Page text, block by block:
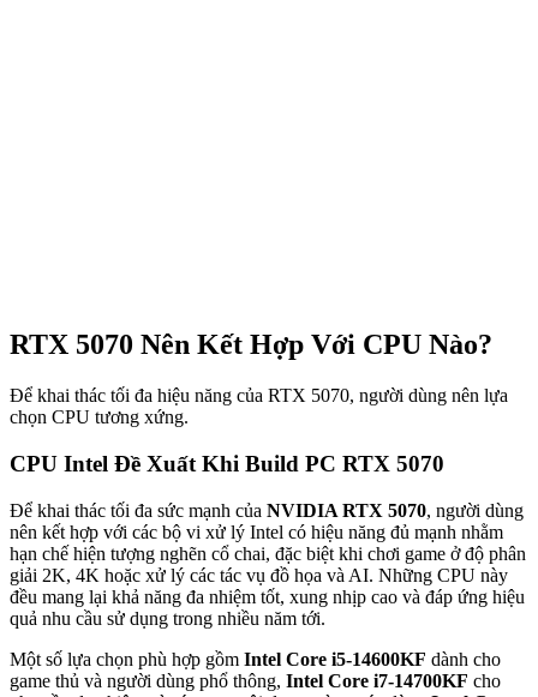
RTX 5070 Nên Kết Hợp Với CPU Nào?
Để khai thác tối đa hiệu năng của RTX 5070, người dùng nên lựa
chọn CPU tương xứng.
CPU Intel Đề Xuất Khi Build PC RTX 5070
Để khai thác tối đa sức mạnh của NVIDIA RTX 5070, người dùng
nên kết hợp với các bộ vi xử lý Intel có hiệu năng đủ mạnh nhằm
hạn chế hiện tượng nghẽn cổ chai, đặc biệt khi chơi game ở độ phân
giải 2K, 4K hoặc xử lý các tác vụ đồ họa và AI. Những CPU này
đều mang lại khả năng đa nhiệm tốt, xung nhịp cao và đáp ứng hiệu
quả nhu cầu sử dụng trong nhiều năm tới.
Một số lựa chọn phù hợp gồm Intel Core i5-14600KF dành cho
game thủ và người dùng phổ thông, Intel Core i7-14700KF cho